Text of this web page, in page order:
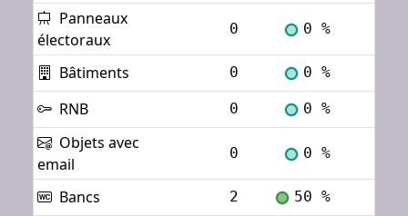
Panneaux
électoraux
0 0 %
Bâtiments 0 0 %
RNB 0 0 %
Objets avec
email
0 0 %
Bancs 2 50 %